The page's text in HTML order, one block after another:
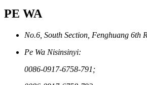
PE WA
No.6, South Section, Fenghuang 6th
Pe Wa Nisinsinyi:
0086-0917-6758-791;